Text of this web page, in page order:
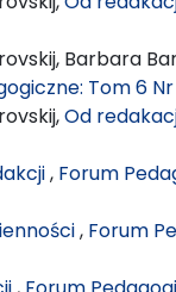
Barbara
Tom 6
Od
, Forum
, Forum